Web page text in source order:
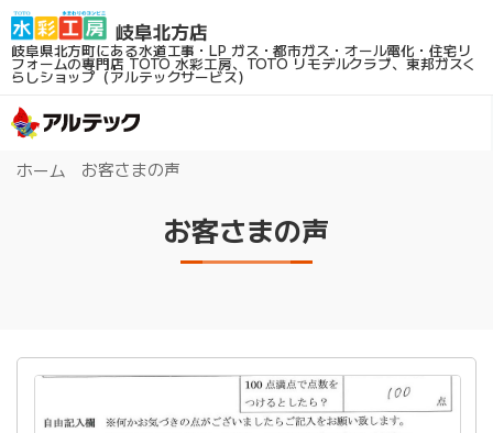
岐阜県北方町にある水道工事・LP ガス・都市ガス・オール電化・住宅リ
フォームの専門店TOTO 水彩工房、TOTO リモデルクラブ、東邦ガスく
らしショップ（アルテックサービス）
ホーム お客さまの声
お客さまの声